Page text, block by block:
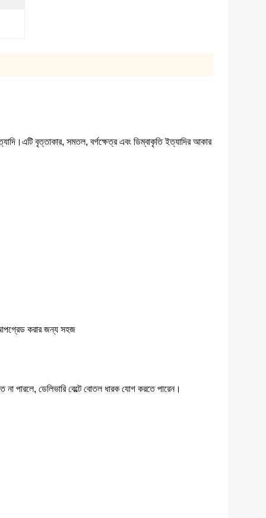
এটি বৃত্তাকার, সমতল, বর্গক্ষেত্র এবং ডিম্বাকৃতি ইত্যাদির আকার
আপগ্রেড করার জন্য সহজ
না পারলে, ডেলিভারি বেল্টে বোতল ধারক যোগ করতে পারেন।